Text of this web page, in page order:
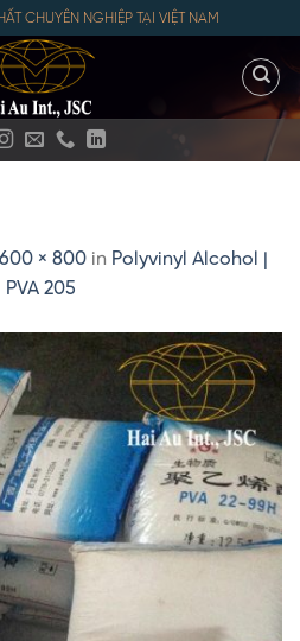
CHUYÊN NGHIỆP TẠI VIỆT NAM
600 × 800 in Polyvinyl Alcohol |
PVA 205